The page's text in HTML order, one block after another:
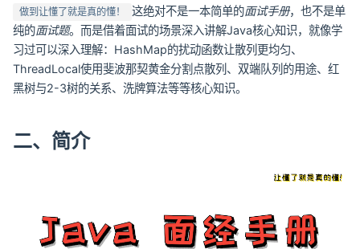
做到让懂了就是真的懂！ 这绝对不是一本简单的面试手册，也不是单
纯的面试题。而是借着面试的场景深入讲解Java核心知识，就像学
习过可以深入理解：HashMap的扰动函数让散列更均匀、
ThreadLocal使用斐波那契黄金分割点散列、双端队列的用途、红
黑树与2-3树的关系、洗牌算法等等核心知识。
二、简介